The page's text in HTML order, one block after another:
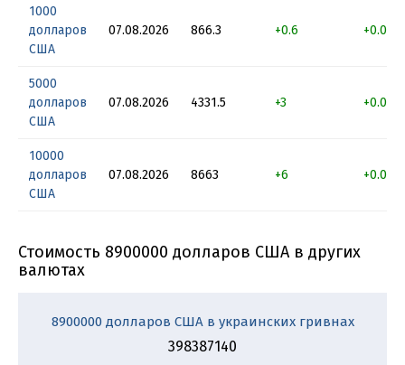
1000
долларов
США
07.08.2026 866.3 +0.6
5000
долларов
США
07.08.2026 4331.5 +3
10000
долларов
США
07.08.2026 8663 +6
Стоимость 8900000 долларов США в других
валютах
8900000 долларов США в украинских гривнах
398387140